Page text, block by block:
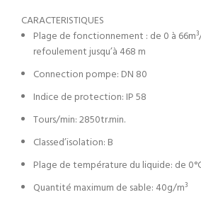
CARACTERISTIQUES
Plage de fonctionnement : de 0 à
refoulement jusqu’à 468 m
Connection pompe: DN 80
Indice de protection: IP 58
Tours/min: 2850tr.min.
Classed’isolation: B
Plage de température du liquide: de
Quantité maximum de sable: 40g/m³